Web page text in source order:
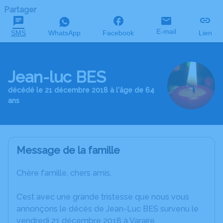
Partager
SMS WhatsApp Facebook E-mail Lien
Jean-luc BES
décédé le 21 décembre 2018 à l'âge de 64
ans
Message de la famille
Chère famille, chers amis,
C’est avec une grande tristesse que nous vous
annonçons le décès de Jean-Luc BES survenu le
vendredi 21 décembre 2018 à Varaire.